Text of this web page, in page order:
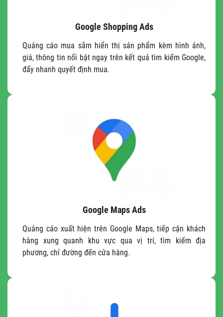
Google Shopping Ads
Quảng cáo mua sắm hiển thị sản phẩm kèm hình ảnh,
giá, thông tin nổi bật ngay trên kết quả tìm kiếm Google,
đẩy nhanh quyết định mua.
Google Maps Ads
Quảng cáo xuất hiện trên Google Maps, tiếp cận khách
hàng xung quanh khu vực qua vị trí, tìm kiếm địa
phương, chỉ đường đến cửa hàng.